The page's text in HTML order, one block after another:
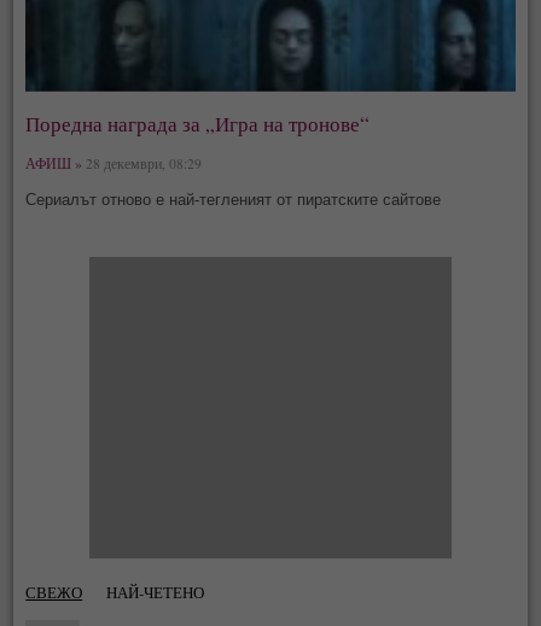
Поредна награда за „Игра на тронове“
АФИШ » 28 декември, 08:29
Сериалът отново е най-тегленият от пиратските сайтове
СВЕЖО НАЙ-ЧЕТЕНО